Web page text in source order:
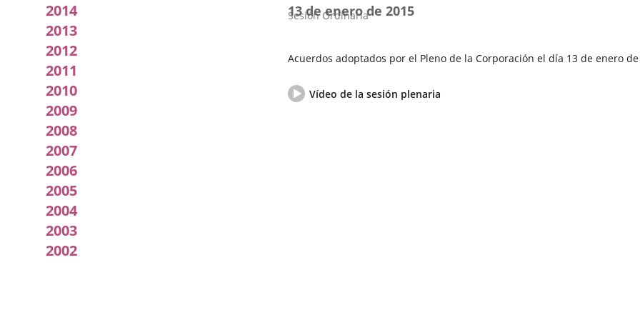
2014
2013
2012
2011
2010
2009
2008
2007
2006
2005
2004
2003
2002
Acuerdos adoptados por el Pleno de la Corporación el día 13 de enero de
Sesión Ordinaria
de
la
13 de enero de 2015
del
pleno
Vídeo de la sesión plenariaEnlace